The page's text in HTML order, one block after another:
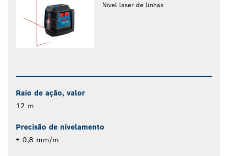
Nível laser de linhas
Raio de ação, valor
12 m
Precisão de nivelamento
± 0,8 mm/m